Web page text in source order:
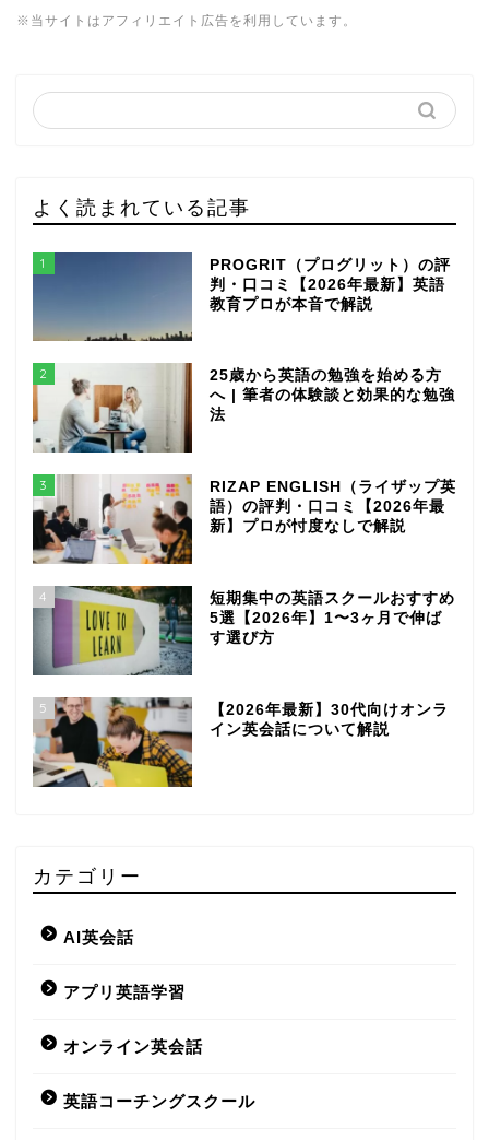
※当サイトはアフィリエイト広告を利用しています。
よく読まれている記事
1
PROGRIT（プログリット）の評
判・口コミ【2026年最新】英語
教育プロが本音で解説
2
25歳から英語の勉強を始める方
へ | 筆者の体験談と効果的な勉強
法
3
RIZAP ENGLISH（ライザップ英
語）の評判・口コミ【2026年最
新】プロが忖度なしで解説
4
短期集中の英語スクールおすすめ
5選【2026年】1〜3ヶ月で伸ば
す選び方
5
【2026年最新】30代向けオンラ
イン英会話について解説
カテゴリー
AI英会話
アプリ英語学習
オンライン英会話
英語コーチングスクール